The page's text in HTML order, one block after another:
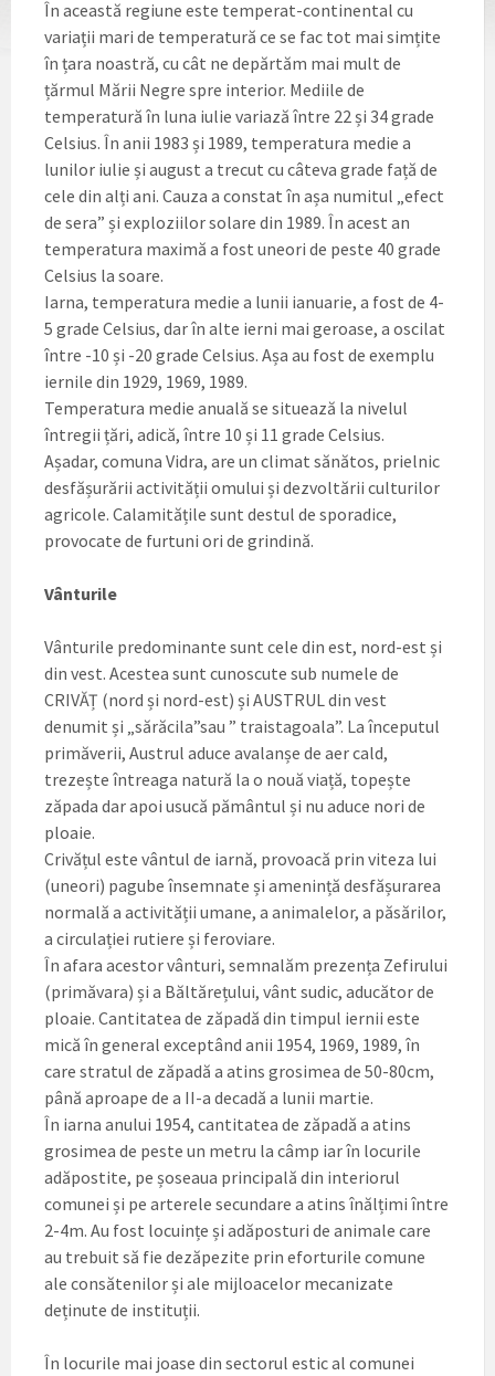
În această regiune este temperat-continental cu
variații mari de temperatură ce se fac tot mai simțite
în țara noastră, cu cât ne depărtăm mai mult de
țărmul Mării Negre spre interior. Mediile de
temperatură în luna iulie variază între 22 și 34 grade
Celsius. În anii 1983 și 1989, temperatura medie a
lunilor iulie și august a trecut cu câteva grade față de
cele din alți ani. Cauza a constat în așa numitul „efect
de sera” și exploziilor solare din 1989. În acest an
temperatura maximă a fost uneori de peste 40 grade
Celsius la soare.
Iarna, temperatura medie a lunii ianuarie, a fost de 4-
5 grade Celsius, dar în alte ierni mai geroase, a oscilat
între -10 și -20 grade Celsius. Așa au fost de exemplu
iernile din 1929, 1969, 1989.
Temperatura medie anuală se situează la nivelul
întregii țări, adică, între 10 și 11 grade Celsius.
Așadar, comuna Vidra, are un climat sănătos, prielnic
desfășurării activității omului și dezvoltării culturilor
agricole. Calamitățile sunt destul de sporadice,
provocate de furtuni ori de grindină.
Vânturile
Vânturile predominante sunt cele din est, nord-est și
din vest. Acestea sunt cunoscute sub numele de
CRIVĂȚ (nord și nord-est) și AUSTRUL din vest
denumit și „sărăcila”sau ” traistagoala”. La începutul
primăverii, Austrul aduce avalanșe de aer cald,
trezește întreaga natură la o nouă viață, topește
zăpada dar apoi usucă pământul și nu aduce nori de
ploaie.
Crivățul este vântul de iarnă, provoacă prin viteza lui
(uneori) pagube însemnate și amenință desfășurarea
normală a activității umane, a animalelor, a păsărilor,
a circulației rutiere și feroviare.
În afara acestor vânturi, semnalăm prezența Zefirului
(primăvara) și a Băltărețului, vânt sudic, aducător de
ploaie. Cantitatea de zăpadă din timpul iernii este
mică în general exceptând anii 1954, 1969, 1989, în
care stratul de zăpadă a atins grosimea de 50-80cm,
până aproape de a II-a decadă a lunii martie.
În iarna anului 1954, cantitatea de zăpadă a atins
grosimea de peste un metru la câmp iar în locurile
adăpostite, pe șoseaua principală din interiorul
comunei și pe arterele secundare a atins înălțimi între
2-4m. Au fost locuințe și adăposturi de animale care
au trebuit să fie dezăpezite prin eforturile comune
ale consătenilor și ale mijloacelor mecanizate
deținute de instituții.
În locurile mai joase din sectorul estic al comunei